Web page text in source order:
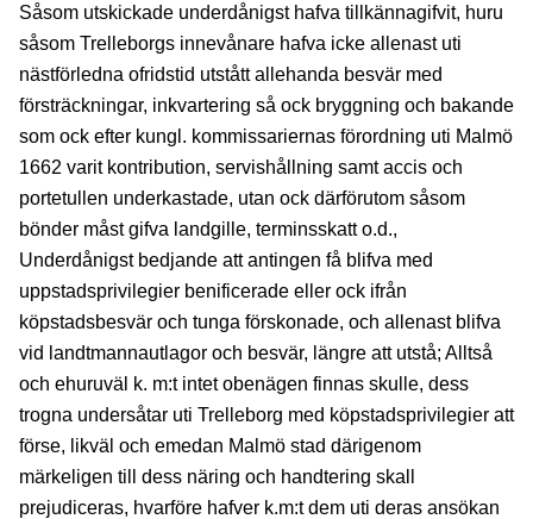
Såsom utskickade underdånigst hafva tillkännagifvit, huru
såsom Trelleborgs innevånare hafva icke allenast uti
nästförledna ofridstid utstått allehanda besvär med
försträckningar, inkvartering så ock bryggning och bakande
som ock efter kungl. kommissariernas förordning uti Malmö
1662 varit kontribution, servishållning samt accis och
portetullen underkastade, utan ock därförutom såsom
bönder måst gifva landgille, terminsskatt o.d.,
Underdånigst bedjande att antingen få blifva med
uppstadsprivilegier benificerade eller ock ifrån
köpstadsbesvär och tunga förskonade, och allenast blifva
vid landtmannautlagor och besvär, längre att utstå; Alltså
och ehuruväl k. m:t intet obenägen finnas skulle, dess
trogna undersåtar uti Trelleborg med köpstadsprivilegier att
förse, likväl och emedan Malmö stad därigenom
märkeligen till dess näring och handtering skall
prejudiceras, hvarföre hafver k.m:t dem uti deras ansökan